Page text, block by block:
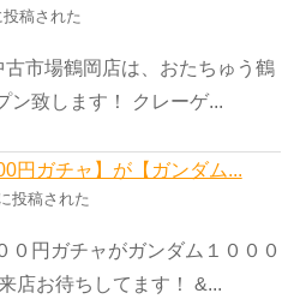
稿された
市場鶴岡店は、おたちゅう鶴
ン致します！ クレーゲ...
円ガチャ】が【ガンダム...
投稿された
０円ガチャがガンダム１０００
店お待ちしてます！ &...